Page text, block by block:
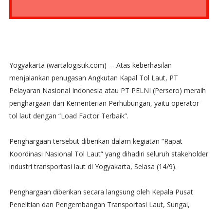
Yogyakarta (wartalogistik.com) – Atas keberhasilan
menjalankan penugasan Angkutan Kapal Tol Laut, PT
Pelayaran Nasional Indonesia atau PT PELNI (Persero) meraih
penghargaan dari Kementerian Perhubungan, yaitu operator
tol laut dengan “Load Factor Terbaik”.
Penghargaan tersebut diberikan dalam kegiatan “Rapat
Koordinasi Nasional Tol Laut” yang dihadiri seluruh stakeholder
industri transportasi laut di Yogyakarta, Selasa (14/9).
Penghargaan diberikan secara langsung oleh Kepala Pusat
Penelitian dan Pengembangan Transportasi Laut, Sungai,